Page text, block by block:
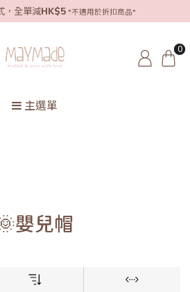
，全單減HK$5 *不適用於折扣商品*
0
主選單
嬰兒帽